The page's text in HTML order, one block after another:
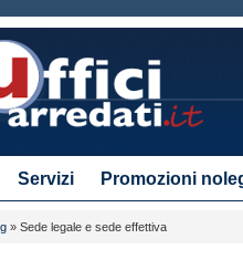
Servizi Promozioni
» Sede legale e sede effettiva